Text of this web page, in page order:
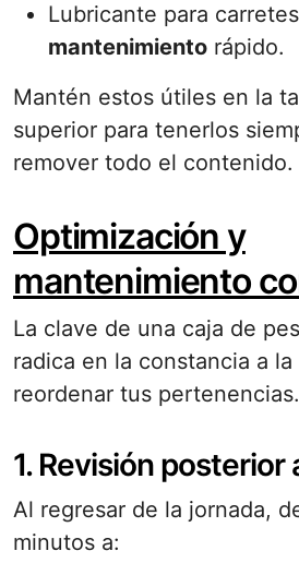
Lubricante para
mantenimiento rápido.
Mantén estos útiles en la
superior para tenerlos
remover todo el contenido.
Optimización y
mantenimiento
La clave de una caja de
radica en la constancia a
reordenar tus pertenencias.
1. Revisión posterior
Al regresar de la jornada,
minutos a: